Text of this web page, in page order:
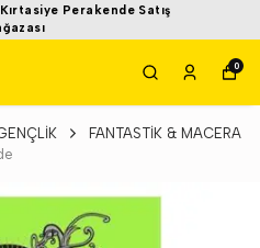
Perakende Satış
0
FANTASTİK & MACERA